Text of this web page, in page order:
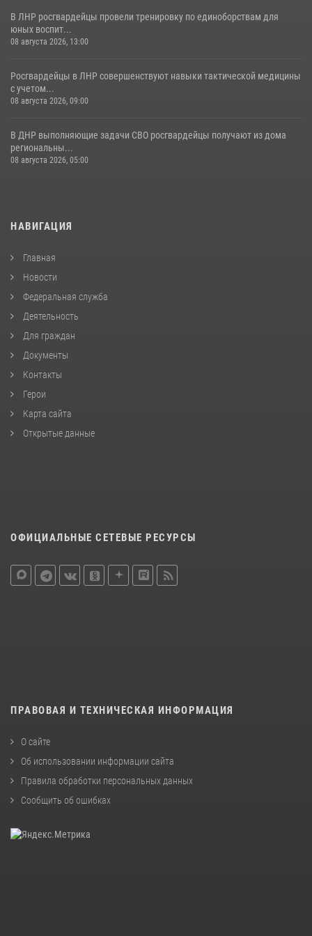
В ЛНР росгвардейцы провели тренировку по единоборствам для
юных воспит...
08 августа 2026, 13:00
Росгвардейцы в ЛНР совершенствуют навыки тактической медицины
с учетом...
08 августа 2026, 09:00
В ДНР выполняющие задачи СВО росгвардейцы получают из дома
региональны...
08 августа 2026, 05:00
НАВИГАЦИЯ
Главная
Новости
Федеральная служба
Деятельность
Для граждан
Документы
Контакты
Герои
Карта сайта
Открытые данные
ОФИЦИАЛЬНЫЕ СЕТЕВЫЕ РЕСУРСЫ
ПРАВОВАЯ И ТЕХНИЧЕСКАЯ ИНФОРМАЦИЯ
О сайте
Об использовании информации сайта
Правила обработки персональных данных
Сообщить об ошибках